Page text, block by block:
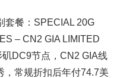
套餐：SPECIAL 20G
– CN2 GIA LIMITED
DC9节点，CN2 GIA线
，常规折扣后年付74.7美